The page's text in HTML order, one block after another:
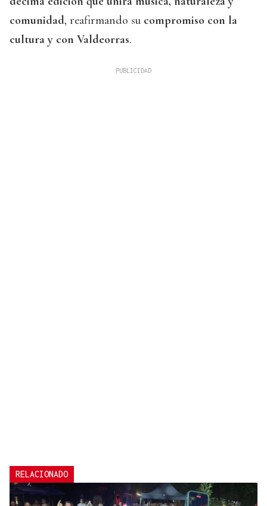
comunidad, reafirmando su compromiso con la
cultura y con Valdeorras.
RELACIONADO